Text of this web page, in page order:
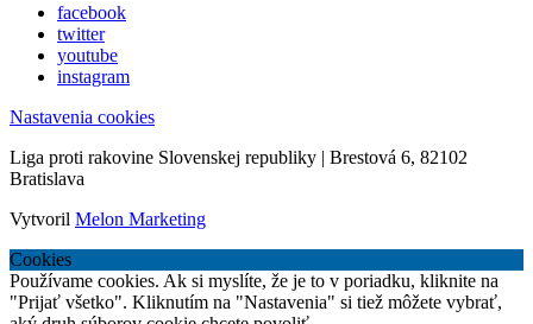
facebook
twitter
youtube
instagram
Nastavenia cookies
Liga proti rakovine Slovenskej republiky | Brestová 6, 82102
Bratislava
Vytvoril Melon Marketing
Cookies
Používame cookies. Ak si myslíte, že je to v poriadku, kliknite na
"Prijať všetko". Kliknutím na "Nastavenia" si tiež môžete vybrať,